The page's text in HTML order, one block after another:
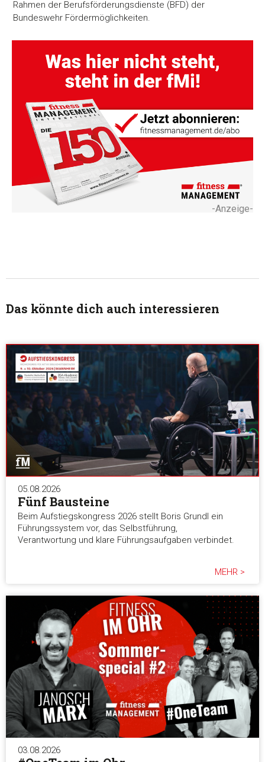
Rahmen der Berufsförderungsdienste (BFD) der
Bundeswehr Fördermöglichkeiten.
-Anzeige-
Das könnte dich auch interessieren
05.08.2026
Fünf Bausteine
Beim Aufstiegskongress 2026 stellt Boris Grundl ein
Führungssystem vor, das Selbstführung,
Verantwortung und klare Führungsaufgaben verbindet.
MEHR >
03.08.2026